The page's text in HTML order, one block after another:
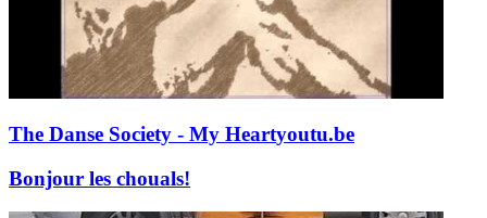
The Danse Society - My Heartyoutu.be
Bonjour les chouals!